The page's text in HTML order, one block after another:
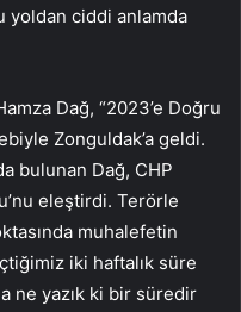
yoldan ciddi anlamda
Dağ, “2023’e Doğru
Zonguldak’a geldi.
bulunan Dağ, CHP
eleştirdi. Terörle
muhalefetin
iki haftalık süre
ne yazık ki bir süredir